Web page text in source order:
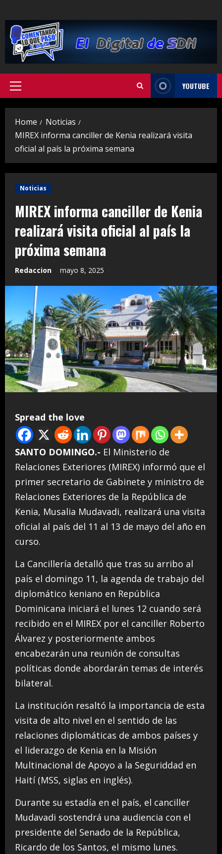
to
content
Primary
YOUTUBE
Home
Noticias
MIREX informa canciller de Kenia realizará visita
oficial al país la próxima semana
Noticias
MIREX informa canciller de Kenia
realizará visita oficial al país la
próxima semana
Redaccion mayo 8, 2025
Spread the love
SANTO DOMINGO.- El Ministerio de
Relaciones Exteriores (MIREX) informó que el
primer secretario de Gabinete y ministro de
Relaciones Exteriores de la República de
Kenia, Musalia Mudavadi, realizará una visita
oficial al país del 11 al 13 de mayo del año en
curso.
La Cancillería detalló que tras su arribo al
país el domingo 11, la agenda de trabajo del
diplomático keniano en República
Dominicana iniciará el lunes 12 cuando será
recibido en el MIREX por el canciller Roberto
Álvarez y posteriormente ambos
encabezarán una reunión de consultas
políticas donde abordarán temas de interés
bilateral.
La institución resaltó la importancia de esta
visita de alto nivel en el sentido de las
relaciones diplomáticas de ambos países y
el liderazgo de Kenia en la Misión
Multinacional de Apoyo a la Seguriddad en
Haití (MSS, siglas en inglés).
Durante su estadía en el país, el canciller
Mudavadi sostendrá una audiencia con el
presidente del Senado de la República,
Ricardo de los Santos, el mismo lunes.